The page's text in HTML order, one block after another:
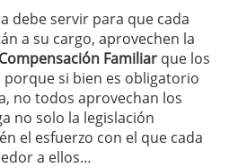
debe servir para que cada
a su cargo, aprovechen la
Familiar que los
porque si bien es obligatorio
no todos aprovechan los
no solo la legislación
el esfuerzo con el que cada
a ellos…